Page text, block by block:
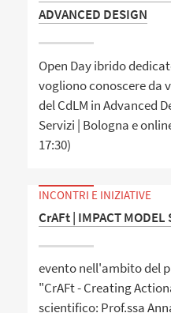
ADVANCED DESIGN
Open Day ibrido
vogliono conoscere
del CdLM in Advanced
Servizi | Bologna e
17:30)
INCONTRI E INIZIATIVE
CrAFt | IMPACT MODEL
evento nell'ambito del
"CrAFt - Creating
scientifico: Prof.ssa